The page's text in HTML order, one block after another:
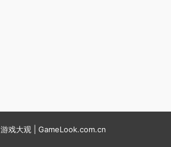
游戏大观 | GameLook.com.cn